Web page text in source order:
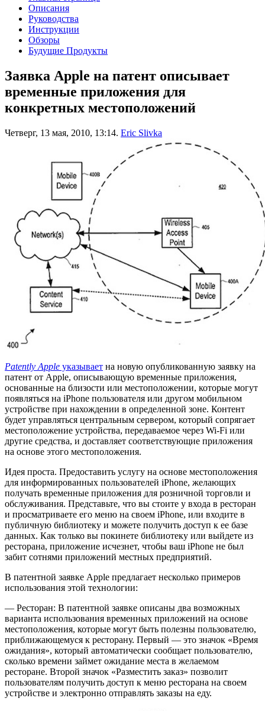
Описания
Руководства
Инструкции
Обзоры
Будущие Продукты
Заявка Apple на патент описывает
временные приложения для
конкретных местоположений
Четверг, 13 мая, 2010, 13:14. Eric Slivka
Patently Apple указывает на новую опубликованную заявку на
патент от Apple, описывающую временные приложения,
основанные на близости или местоположении, которые могут
появляться на iPhone пользователя или другом мобильном
устройстве при нахождении в определенной зоне. Контент
будет управляться центральным сервером, который сопрягает
местоположение устройства, передаваемое через Wi-Fi или
другие средства, и доставляет соответствующие приложения
на основе этого местоположения.
Идея проста. Предоставить услугу на основе местоположения
для информированных пользователей iPhone, желающих
получать временные приложения для розничной торговли и
обслуживания. Представьте, что вы стоите у входа в ресторан
и просматриваете его меню на своем iPhone, или входите в
публичную библиотеку и можете получить доступ к ее базе
данных. Как только вы покинете библиотеку или выйдете из
ресторана, приложение исчезнет, чтобы ваш iPhone не был
забит сотнями приложений местных предприятий.
В патентной заявке Apple предлагает несколько примеров
использования этой технологии:
— Ресторан: В патентной заявке описаны два возможных
варианта использования временных приложений на основе
местоположения, которые могут быть полезны пользователю,
приближающемуся к ресторану. Первый — это значок «Время
ожидания», который автоматически сообщает пользователю,
сколько времени займет ожидание места в желаемом
ресторане. Второй значок «Разместить заказ» позволит
пользователям получить доступ к меню ресторана на своем
устройстве и электронно отправлять заказы на еду.